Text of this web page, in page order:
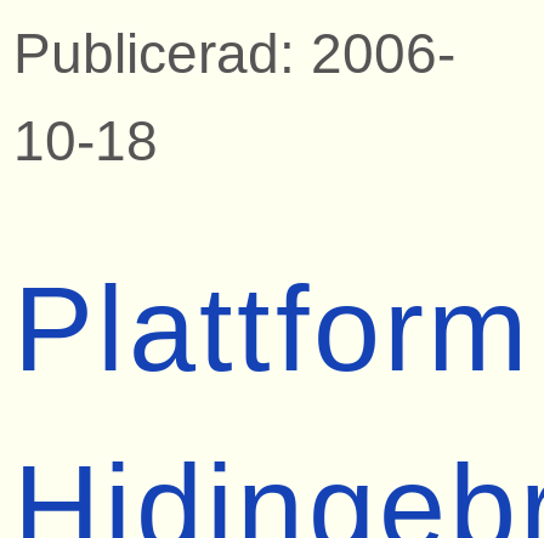
Publicerad: 2006-
10-18
Plattform